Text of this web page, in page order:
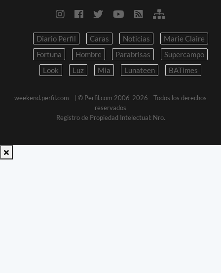
Diario Perfil Caras Noticias
Marie Claire
Fortuna
Hombre Parabrisas
Supercampo
Look
Luz Mia Lunateen BATimes
weekend.perfil.com -
| © Perfil.com 2006-2026 - Todos los derechos
reservados
Registro de Propiedad Intelectual: Nro.